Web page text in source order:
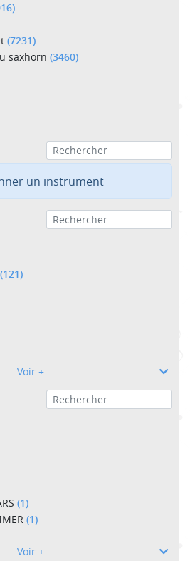
(7231)
saxhorn (3460)
un instrument
(121)
Voir +
(1)
(1)
Voir +